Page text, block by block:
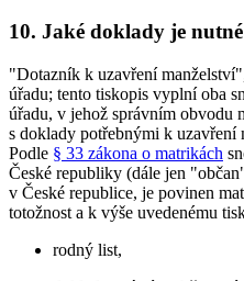
10. Jaké doklady je
"Dotazník k uzavření
úřadu; tento tiskopis vyplní oba
úřadu, v jehož správním obvodu
s doklady potřebnými k uzavření
Podle § 33 zákona o matrikách
České republiky (dále jen
v České republice, je povinen
totožnost a k výše uvedenému
rodný list,